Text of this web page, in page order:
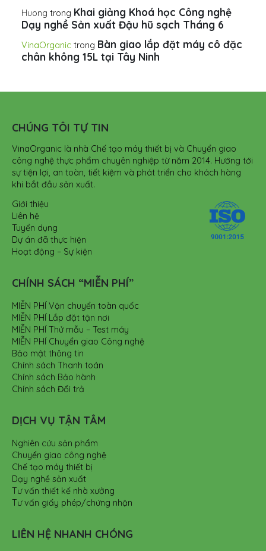
Huong trong Khai giảng Khoá học Công nghệ
Dạy nghề Sản xuất Đậu hũ sạch Tháng 6
VinaOrganic trong Bàn giao lắp đặt máy cô đặc
chân không 15L tại Tây Ninh
CHÚNG TÔI TỰ TIN
VinaOrganic là nhà Chế tạo máy thiết bị và Chuyển giao
công nghệ thực phẩm chuyên nghiệp từ năm 2014. Hướng tới
sự tiện lợi, an toàn, tiết kiệm và phát triển cho khách hàng
khi bắt đầu sản xuất.
Giới thiệu
Liên hệ
Tuyển dụng
Dự án đã thực hiện
Hoạt động – Sự kiện
CHÍNH SÁCH “MIỄN PHÍ”
MIỄN PHÍ Vận chuyển toàn quốc
MIỄN PHÍ Lắp đặt tận nơi
MIỄN PHÍ Thử mẫu – Test máy
MIỄN PHÍ Chuyển giao Công nghệ
Bảo mật thông tin
Chính sách Thanh toán
Chính sách Bảo hành
Chính sách Đổi trả
DỊCH VỤ TẬN TÂM
Nghiên cứu sản phẩm
Chuyển giao công nghệ
Chế tạo máy thiết bị
Dạy nghề sản xuất
Tư vấn thiết kế nhà xưởng
Tư vấn giấy phép/chứng nhận
LIÊN HỆ NHANH CHÓNG